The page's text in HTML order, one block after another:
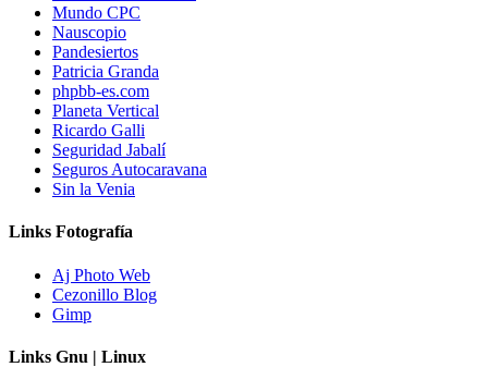
Mundo CPC
Nauscopio
Pandesiertos
Patricia Granda
phpbb-es.com
Planeta Vertical
Ricardo Galli
Seguridad Jabalí
Seguros Autocaravana
Sin la Venia
Links Fotografía
Aj Photo Web
Cezonillo Blog
Gimp
Links Gnu | Linux